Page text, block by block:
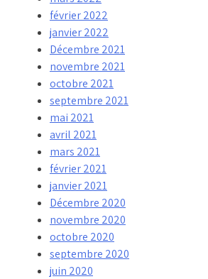
février 2022
janvier 2022
Décembre 2021
novembre 2021
octobre 2021
septembre 2021
mai 2021
avril 2021
mars 2021
février 2021
janvier 2021
Décembre 2020
novembre 2020
octobre 2020
septembre 2020
juin 2020